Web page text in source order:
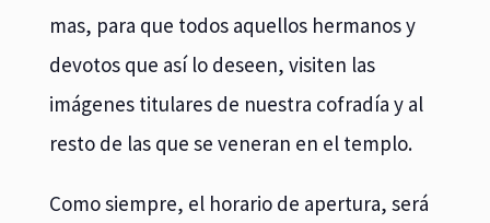
mas, para que todos aquellos hermanos y
devotos que así lo deseen, visiten las
imágenes titulares de nuestra cofradía y al
resto de las que se veneran en el templo.
Como siempre, el horario de apertura, será